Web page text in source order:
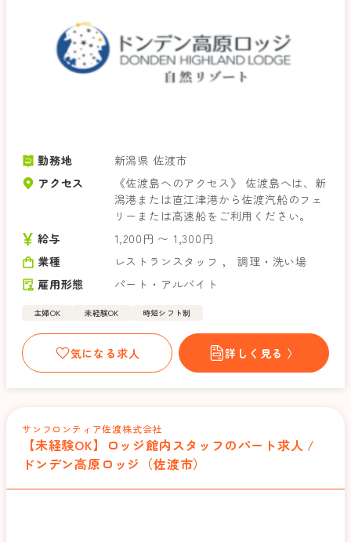
勤務地
新潟県 佐渡市
アクセス
《佐渡島へのアクセス》 佐渡島へは、新
潟港または直江津港から佐渡汽船のフェ
リーまたは高速船をご利用ください。
給与
1,200円 〜 1,300円
業種
レストランスタッフ ，
調理・洗い場
雇用形態
パート・アルバイト
主婦OK 未経験OK 時短シフト制
気になる求人 詳しく見る 〉
サンフロンティア佐渡株式会社
【未経験OK】ロッジ館内スタッフのパート求人 /
ドンデン高原ロッジ（佐渡市）